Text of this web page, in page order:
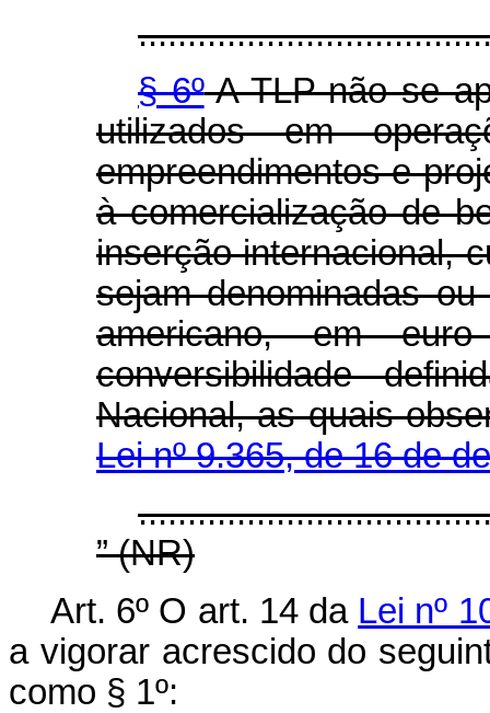
§ 6ºA TLP não se
utilizados em
empreendimentos e
à comercialização de
inserção internacional,
sejam denominadas
americano, em
conversibilidade
Nacional, as quais
Lei nº 9.365, de 16 de
” (NR)
Art. 6º O art. 14 da Lei nº
a vigorar acrescido do
como § 1º: